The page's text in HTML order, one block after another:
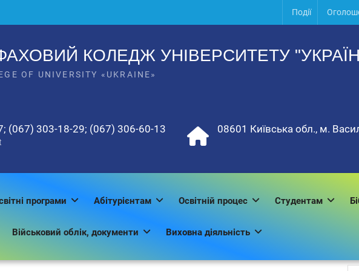
Події
КОЛЕДЖ УНІВЕРСИТЕТУ
OF UNIVERSITY «UKRAINE»
(067) 303-18-29; (067) 306-60-13 08601 Київська обл., м.
програми Абітурієнтам Освітній процес Студентам
Військовий облік, документи Виховна діяльність